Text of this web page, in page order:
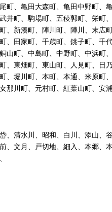
、亀田大森町、亀田中野町、
町、駒場町、五稜郭町、栄町
、新湊町、陣川町、陣川、末広
、田家町、千歳町、銚子町、千
町、中島町、中野町、中浜町
、東畑町、東山町、人見町、日
、堀川町、本町、本通、米原町
那川町、元村町、紅葉山町、安
、清水川、昭和、白川、添山、
、文月、戸切地、細入、本郷、